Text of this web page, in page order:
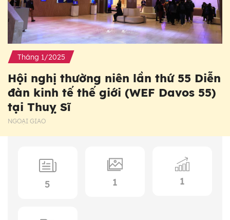
Tháng 1/2025
Hội nghị thường niên lần thứ 55 Diễn
đàn kinh tế thế giới (WEF Davos 55)
tại Thuỵ Sĩ
NGOẠI GIAO
5 1 1